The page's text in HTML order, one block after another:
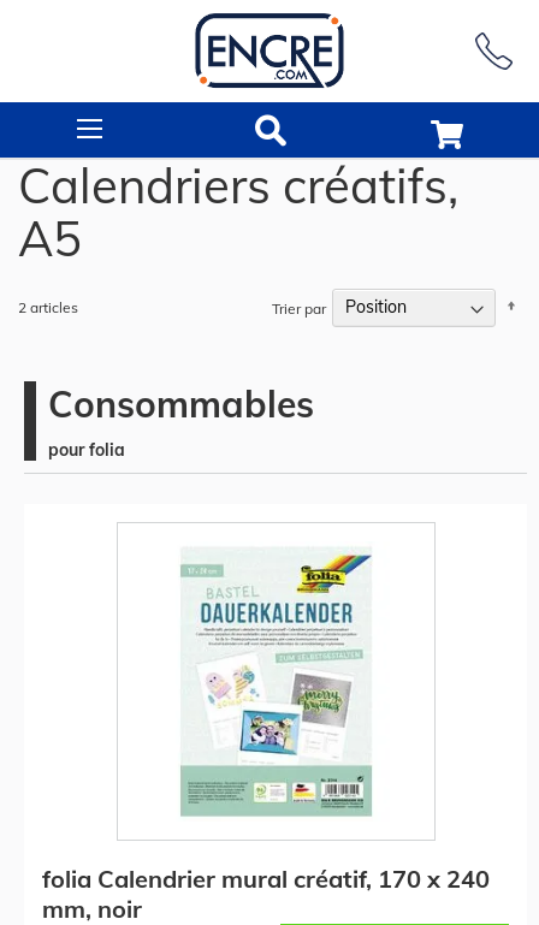
Calendriers créatifs,
A5
2 articles Trier par
Consommables
pour folia
folia Calendrier mural créatif, 170 x 240
mm, noir